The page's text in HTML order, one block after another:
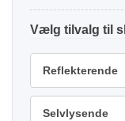
tilvalg
Reflekterende
Selvlysende